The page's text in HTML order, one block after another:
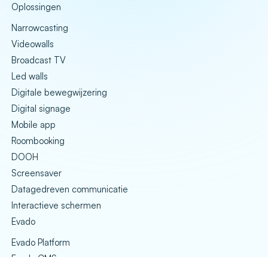
Oplossingen
Narrowcasting
Videowalls
Broadcast TV
Led walls
Digitale bewegwijzering
Digital signage
Mobile app
Roombooking
DOOH
Screensaver
Datagedreven communicatie
Interactieve schermen
Evado
Evado Platform